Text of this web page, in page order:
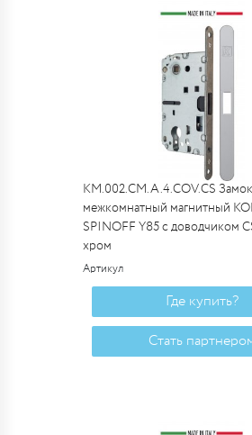
KM.002.CM.A.4.COV.CS Замок
межкомнатный магнитный
SPINOFF Y85 с доводчиком
хром
Артикул
Где купить?
Стать